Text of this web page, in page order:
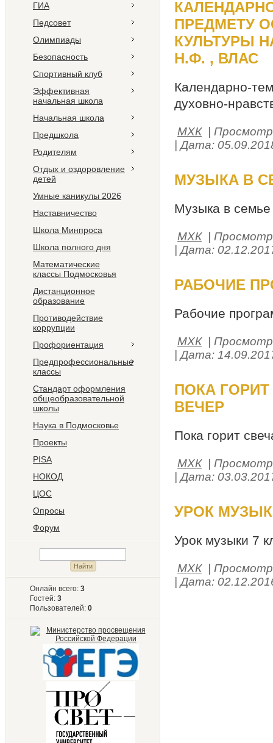
ГИА
Педсовет
Олимпиады
Безопасность
Спортивный клуб
Эффективная
начальная школа
Начальная школа
Предшкола
Родителям
Отдых и оздоровление
детей
Умные каникулы 2026
Наставничество
Школа Минпроса
Школа полного дня
Математические
классы Подмосковья
Дистанционное
образование
Противодействие
коррупции
Профориентация
Предпрофессиональные
классы
Стандарт оформления
общеобразовательной
школы
Наука в Подмосковье
Проекты
PISA
НОКОД
ЦОС
Опросы
Форум
Онлайн всего: 3
Гостей: 3
Пользователей: 0
ПРЕДМЕТУ
КУЛЬТУРЫ
Н.Ф. , ВЛАС
Календарно-
духовно-
МХК
|
| Дата:
МУЗЫКА В
Музыка в семье
МХК
|
| Дата:
РАБОЧИЕ
Рабочие
МХК
|
| Дата:
ПОКА
ВЕЧЕР
Пока горит
МХК
|
| Дата:
УРОК
Урок музыки 7
МХК
|
| Дата: